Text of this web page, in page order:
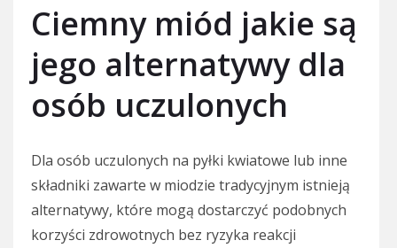
Ciemny miód jakie są
jego alternatywy dla
osób uczulonych
Dla osób uczulonych na pyłki kwiatowe lub inne
składniki zawarte w miodzie tradycyjnym istnieją
alternatywy, które mogą dostarczyć podobnych
korzyści zdrowotnych bez ryzyka reakcji